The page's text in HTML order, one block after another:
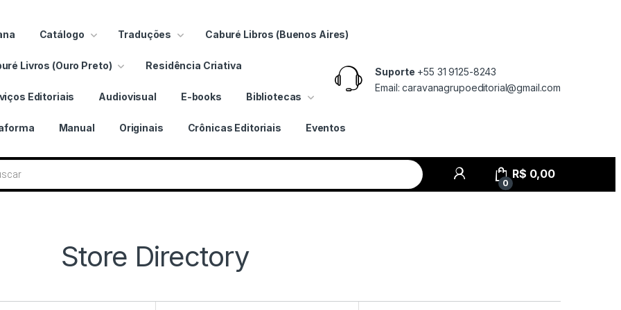
Catálogo Traduções Caburé Libros (Buenos Aires)
Livros (Ouro Preto) Residência Criativa
Editoriais Audiovisual E-books Bibliotecas
Manual Originais Crônicas Editoriais Eventos
Suporte +55 31 9125-8243
Email: caravanagrupoeditorial@gmail.com
livros
0
R$ 0,00
Store Directory